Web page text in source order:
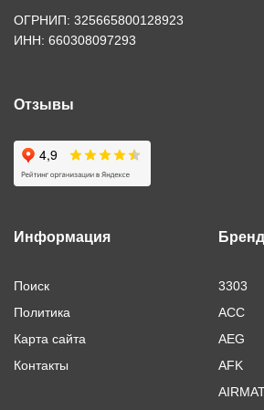
ОГРНИП: 325665800128923
ИНН: 660308097293
Отзывы
Информация
Поиск
Политика
Карта сайта
Контакты
3303
ACC
AEG
AFK